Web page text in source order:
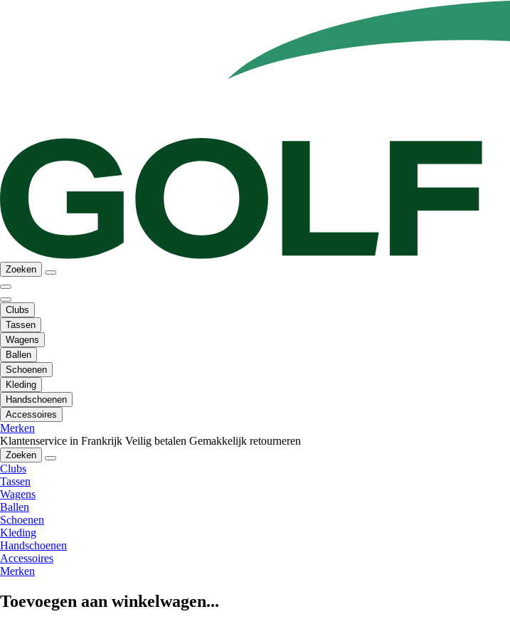
Zoeken
Clubs
Tassen
Wagens
Ballen
Schoenen
Kleding
Handschoenen
Accessoires
Merken
Klantenservice in Frankrijk Veilig betalen Gemakkelijk retourneren
Zoeken
Clubs
Tassen
Wagens
Ballen
Schoenen
Kleding
Handschoenen
Accessoires
Merken
Toevoegen aan winkelwagen...